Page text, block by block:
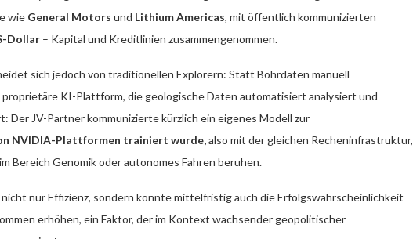
wie General Motors und Lithium Americas, mit öffentlich kommunizierten
Dollar – Kapital und Kreditlinien zusammengenommen.
sich jedoch von traditionellen Explorern: Statt Bohrdaten manuell
KI-Plattform, die geologische Daten automatisiert analysiert und
JV-Partner kommunizierte kürzlich ein eigenes Modell zur
NVIDIA-Plattformen trainiert wurde,also mit der gleichen Recheninfrastruktur,
Bereich Genomik oder autonomes Fahren beruhen.
nur Effizienz, sondern könnte mittelfristig auch die Erfolgswahrscheinlichkeit
erhöhen, ein Faktor, der im Kontext wachsender geopolitischer